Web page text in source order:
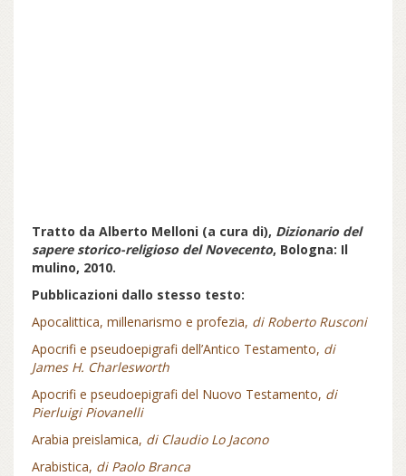
Tratto da Alberto Melloni (a cura di), Dizionario del
sapere storico-religioso del Novecento, Bologna: Il
mulino, 2010.
Pubblicazioni dallo stesso testo:
Apocalittica, millenarismo e profezia, di Roberto Rusconi
Apocrifi e pseudoepigrafi dell’Antico Testamento, di
James H. Charlesworth
Apocrifi e pseudoepigrafi del Nuovo Testamento, di
Pierluigi Piovanelli
Arabia preislamica, di Claudio Lo Jacono
Arabistica, di Paolo Branca